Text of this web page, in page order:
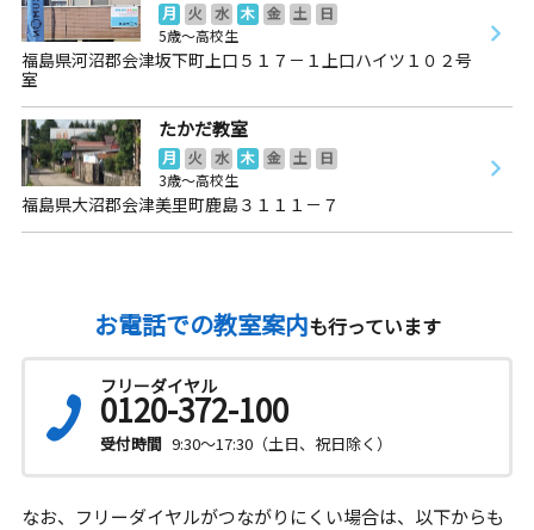
月 火 水 木 金 土
日
5歳～高校生
福島県河沼郡会津坂下町上口５１７－１上口ハイツ１０２号
室
たかだ教室
月 火 水 木 金 土
日
3歳～高校生
福島県大沼郡会津美里町鹿島３１１１－７
お電話での教室案内も行っています
フリーダイヤル
0120-372-100
受付時間 9:30～17:30（土日、祝日除く）
なお、フリーダイヤルがつながりにくい場合は、以下からも